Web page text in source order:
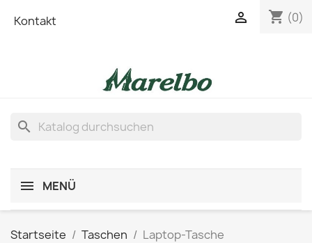
Kontakt shopping_cart (0)

search
MENÜ
Startseite Taschen Laptop-Tasche